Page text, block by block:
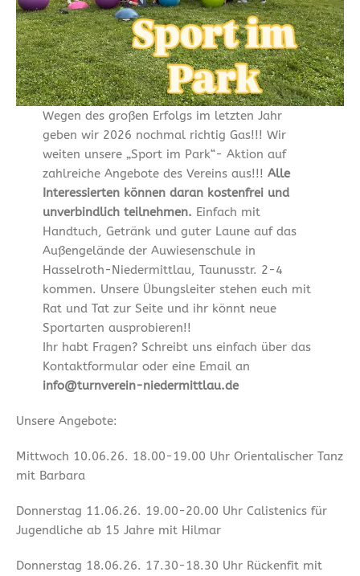
Wegen des großen Erfolgs im letzten Jahr
geben wir 2026 nochmal richtig Gas!!! Wir
weiten unsere „Sport im Park“- Aktion auf
zahlreiche Angebote des Vereins aus!!! Alle
Interessierten können daran kostenfrei und
unverbindlich teilnehmen. Einfach mit
Handtuch, Getränk und guter Laune auf das
Außengelände der Auwiesenschule in
Hasselroth-Niedermittlau, Taunusstr. 2-4
kommen. Unsere Übungsleiter stehen euch mit
Rat und Tat zur Seite und ihr könnt neue
Sportarten ausprobieren!!
Ihr habt Fragen? Schreibt uns einfach über das
Kontaktformular oder eine Email an
info@turnverein-niedermittlau.de
Unsere Angebote:
Mittwoch 10.06.26. 18.00-19.00 Uhr Orientalischer Tanz
mit Barbara
Donnerstag 11.06.26. 19.00-20.00 Uhr Calistenics für
Jugendliche ab 15 Jahre mit Hilmar
Donnerstag 18.06.26. 17.30-18.30 Uhr Rückenfit mit